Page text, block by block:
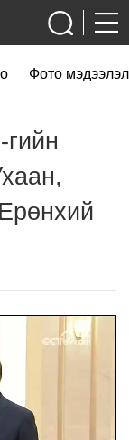
Фото мэдээлэл